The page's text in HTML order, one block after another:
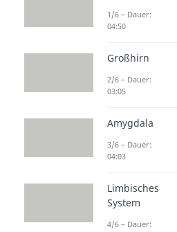
1/6 – Dauer:
04:50
Großhirn
2/6 – Dauer:
03:05
Amygdala
3/6 – Dauer:
04:03
Limbisches
System
4/6 – Dauer: